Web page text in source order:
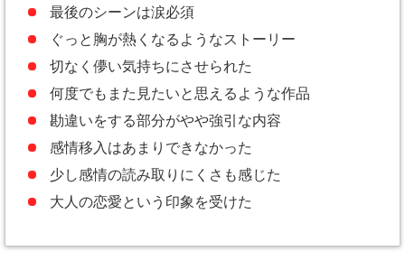
最後のシーンは涙必須
ぐっと胸が熱くなるようなストーリー
切なく儚い気持ちにさせられた
何度でもまた見たいと思えるような作品
勘違いをする部分がやや強引な内容
感情移入はあまりできなかった
少し感情の読み取りにくさも感じた
大人の恋愛という印象を受けた